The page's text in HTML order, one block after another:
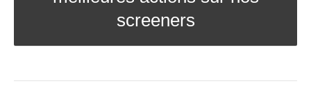
screeners